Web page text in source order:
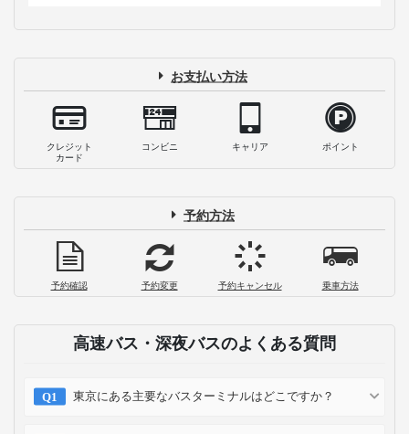
お支払い方法
クレジット
カード
コンビニ キャリア ポイント
予約方法
予約確認 予約変更 予約キャンセル 乗車方法
高速バス・深夜バスのよくある質問
東京にある主要なバスターミナルはどこですか？